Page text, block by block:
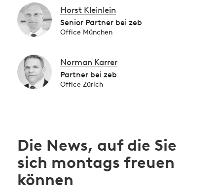
Horst Kleinlein
Senior Partner bei zeb
Office München
Norman Karrer
Partner bei zeb
Office Zürich
Die News, auf die Sie
sich montags freuen
können